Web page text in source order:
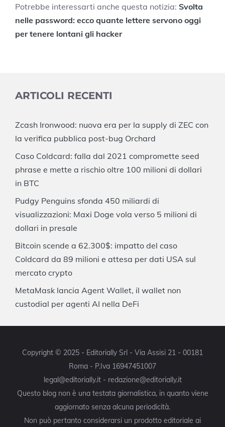
Potrebbe interessarti anche questa notizia: Svolta
nelle password: ecco quante lettere servono oggi
per tenere lontani gli hacker
ARTICOLI RECENTI
Zcash Ironwood: nuova era per la supply di ZEC con
la verifica pubblica post-bug Orchard
Caso Coldcard: falla dal 2021 compromette seed
phrase e mette a rischio oltre 100 milioni di dollari
in BTC
Pudgy Penguins sfonda 450 miliardi di
visualizzazioni: Maxi Doge vola verso 5 milioni di
dollari in presale
Bitcoin scende a 62.300$: impatto del caso
Coldcard da 89 milioni e attesa per dati USA sul
mercato crypto
MetaMask lancia Agent Wallet, il wallet non
custodial per agenti AI nella DeFi
Copyright © 2025 - Editorially Srl - Via Assisi 21 - 00181
Roma - P.Iva 16947451007
legal@editorially.it - redazione@editorially.it
Questo blog non è una testata giornalistica, in quanto viene
aggiornato senza alcuna periodicità.
Non può pertanto considerarsi un prodotto editoriale ai